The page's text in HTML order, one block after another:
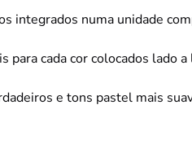
integrados numa unidade
cada cor colocados lado
e tons pastel mais